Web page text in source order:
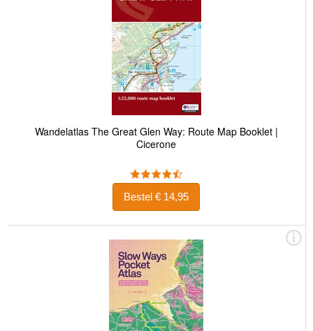
Wandelatlas The Great Glen Way: Route Map Booklet |
Cicerone
Bestel € 14,95